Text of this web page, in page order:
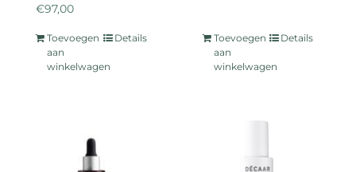
€97,00
Toevoegen
aan
winkelwagen
Details
Toevoegen
aan
winkelwagen
Details